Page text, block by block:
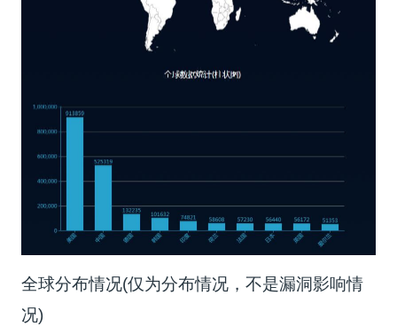
全球分布情况(仅为分布情况，不是漏洞影响情
况)